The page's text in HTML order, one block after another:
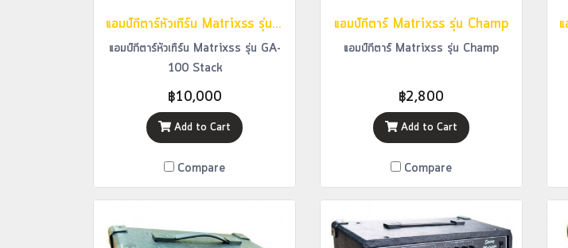
แอมป์กีตาร์หัวเทืร์น Matrixss รุ่น GA-100 Stack
แอมป์กีตาร์หัวเทืร์น Matrixss รุ่น GA-
100 Stack
฿10,000
Add to Cart
Compare
แอมป์กีตาร์ Matrixss รุ่น Champ
แอมป์กีตาร์ Matrixss รุ่น Champ
฿2,800
Add to Cart
Compare